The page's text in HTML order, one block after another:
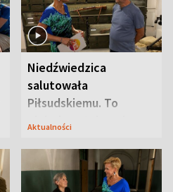
Niedźwiedzica
salutowała
Piłsudskiemu. To
niejedyna tajemnica
Aktualności